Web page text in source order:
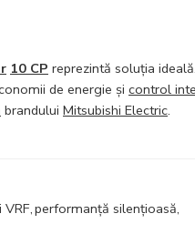
10 CP reprezintă soluția ideală.
de energie și control
brandului Mitsubishi Electric.
VRF,performanță silențioasă,